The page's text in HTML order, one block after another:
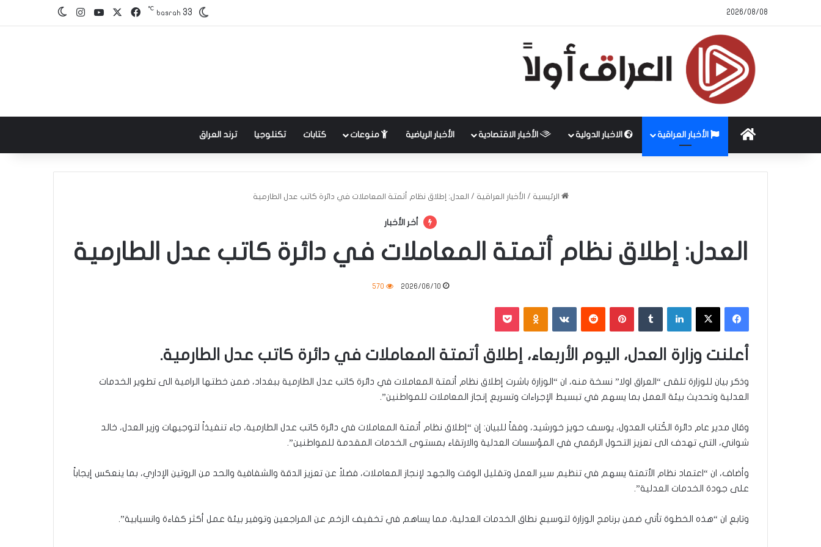
2026/08/08
basrah 33
℃ فيسبوك‫YouTube
انستقرامالوضع المظلم
الرئيسية الأخبار العراقية الاخبار الدولية الأخبار الاقتصادية الأخبار الرياضية منوعات كتابات تكنلوجيا ترند العراق
الرئيسية / الأخبار العراقية / العدل: إطلاق نظام أتمتة المعاملات في دائرة كاتب عدل الطارمية
أخر الأخبار
العدل: إطلاق نظام أتمتة المعاملات في دائرة كاتب عدل الطارمية
2026/06/10
570
فيسبوك
‫X لينكدإن بينتيريست Odnoklassniki
‫Pocket
أعلنت وزارة العدل، اليوم الأربعاء، إطلاق أتمتة المعاملات في دائرة كاتب عدل الطارمية.
وذكر بيان للوزارة تلقى “العراق اولا” نسخة منه، ان “الوزارة باشرت إطلاق نظام أتمتة المعاملات في دائرة كاتب عدل الطارمية ببغداد، ضمن خطتها الرامية الى تطوير الخدمات
العدلية وتحديث بيئة العمل بما يسهم في تبسيط الإجراءات وتسريع إنجاز المعاملات للمواطنين”.
وقال مدير عام دائرة الكُتاب العدول، يوسف حويز خورشيد، وفقاً للبيان: إن “إطلاق نظام أتمتة المعاملات في دائرة كاتب عدل الطارمية، جاء تنفيذاً لتوجيهات وزير العدل، خالد
شواني، التي تهدف الى تعزيز التحول الرقمي في المؤسسات العدلية والارتقاء بمستوى الخدمات المقدمة للمواطنين”.
وأضاف، ان “اعتماد نظام الأتمتة يسهم في تنظيم سير العمل وتقليل الوقت والجهد لإنجاز المعاملات، فضلاً عن تعزيز الدقة والشفافية والحد من الروتين الإداري، بما ينعكس إيجاباً
على جودة الخدمات العدلية”.
وتابع ان “هذه الخطوة تأتي ضمن برنامج الوزارة لتوسيع نطاق الخدمات العدلية، مما يساهم في تخفيف الزخم عن المراجعين وتوفير بيئة عمل أكثر كفاءة وانسيابية”.